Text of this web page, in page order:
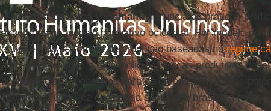
A narrativa doxamã yanomamidenuncia as práticas
ancoradas no modelo normativo ocidental. Por modelo
compreendo as formas de produção baseadas noregime
empresas mantêm o monopólio das forças produtivas
dependências: financeiras para os grupos com menos
subjetivas, uma vez que nossa sociedade brasileira tende